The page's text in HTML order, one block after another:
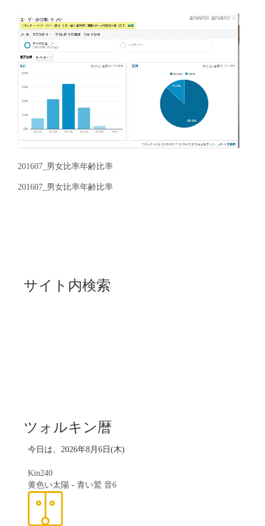
201607_男女比率年齢比率
201607_男女比率年齢比率
サイト内検索
ツォルキン暦
今日は、2026年8月6日(木)
Kin240
黄色い太陽 - 青い鷲 音6